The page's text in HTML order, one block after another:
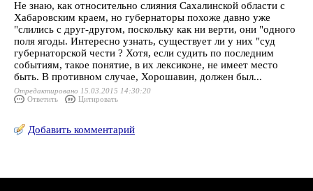
Не знаю, как относительно слияния Сахалинской области с
Хабаровским краем, но губернаторы похоже давно уже
"слились с друг-другом, поскольку как ни верти, они "одного
поля ягоды. Интересно узнать, существует ли у них "суд
губернаторской чести ? Хотя, если судить по последним
событиям, такое понятие, в их лексиконе, не имеет место
быть. В противном случае, Хорошавин, должен был...
Отредактировано 15.03.2015 14:30:20
Ответить
Цитировать
Добавить комментарий